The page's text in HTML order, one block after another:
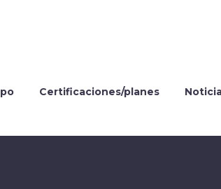
Certificaciones/planes